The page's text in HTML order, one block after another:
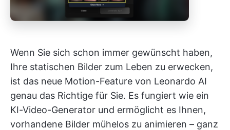
Wenn Sie sich schon immer gewünscht haben,
Ihre statischen Bilder zum Leben zu erwecken,
ist das neue Motion-Feature von Leonardo AI
genau das Richtige für Sie. Es fungiert wie ein
KI-Video-Generator und ermöglicht es Ihnen,
vorhandene Bilder mühelos zu animieren – ganz